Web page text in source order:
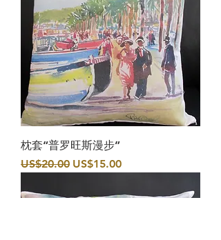
枕套“普罗旺斯漫步”
一般價格
US$20.00 促銷價格
US$15.00